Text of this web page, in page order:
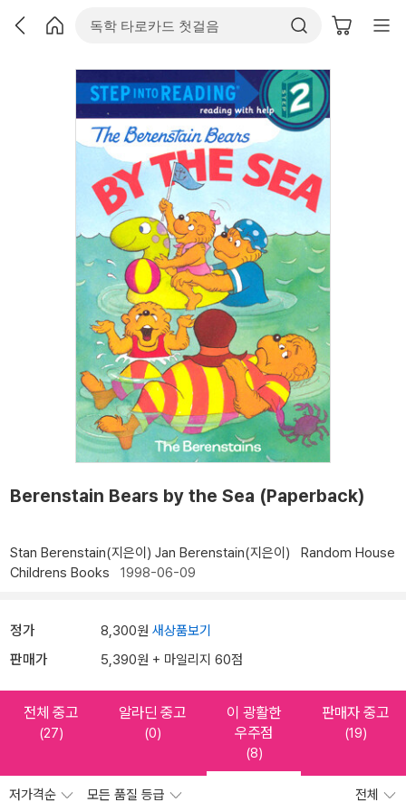
Berenstain Bears by the Sea (Paperback)
Stan Berenstain(지은이) Jan Berenstain(지은이)
Random House
Childrens Books 1998-06-09
정가 8,300원 새상품보기
판매가 5,390원 + 마일리지 60점
전체 중고
(27)
알라딘 중고
(0)
이 광활한
우주점
(8)
판매자 중고
(19)
저가격순 모든 품질 등급 전체